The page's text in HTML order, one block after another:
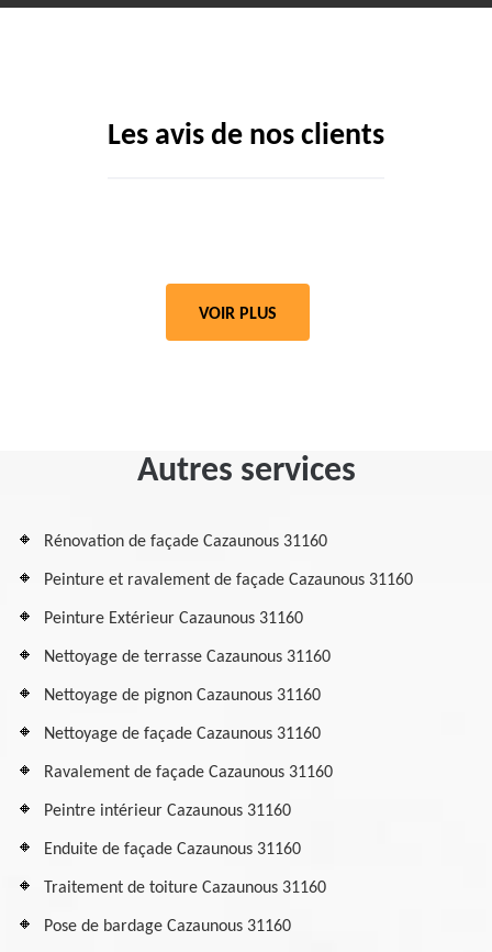
Les avis de nos clients
VOIR PLUS
Autres services
Rénovation de façade Cazaunous 31160
Peinture et ravalement de façade Cazaunous 31160
Peinture Extérieur Cazaunous 31160
Nettoyage de terrasse Cazaunous 31160
Nettoyage de pignon Cazaunous 31160
Nettoyage de façade Cazaunous 31160
Ravalement de façade Cazaunous 31160
Peintre intérieur Cazaunous 31160
Enduite de façade Cazaunous 31160
Traitement de toiture Cazaunous 31160
Pose de bardage Cazaunous 31160